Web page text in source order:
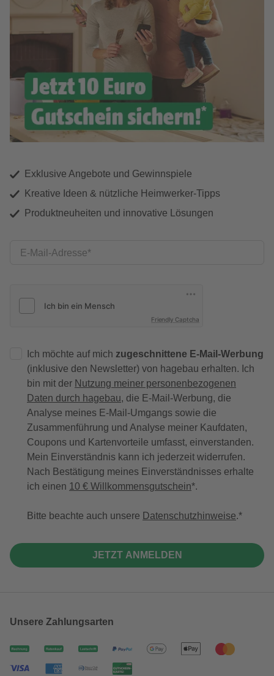
Exklusive Angebote und Gewinnspiele
Kreative Ideen & nützliche Heimwerker-Tipps
Produktneuheiten und innovative Lösungen
E-Mail-Adresse
Friendly Captcha
Ich möchte auf mich zugeschnittene E-Mail-Werbung
(inklusive den Newsletter) von hagebau erhalten. Ich
bin mit der Nutzung meiner personenbezogenen
Daten durch hagebau, die E-Mail-Werbung, die
Analyse meines E-Mail-Umgangs sowie die
Zusammenführung und Analyse meiner Kaufdaten,
Coupons und Kartenvorteile umfasst, einverstanden.
Mein Einverständnis kann ich jederzeit widerrufen.
Nach Bestätigung meines Einverständnisses erhalte
ich einen 10 € Willkommensgutschein*.
Bitte beachte auch unsere Datenschutzhinweise.
JETZT ANMELDEN
Unsere Zahlungsarten